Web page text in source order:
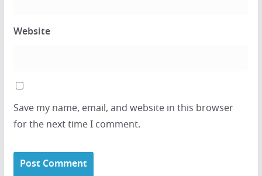
Website
Save my name, email, and website in this browser
for the next time I comment.